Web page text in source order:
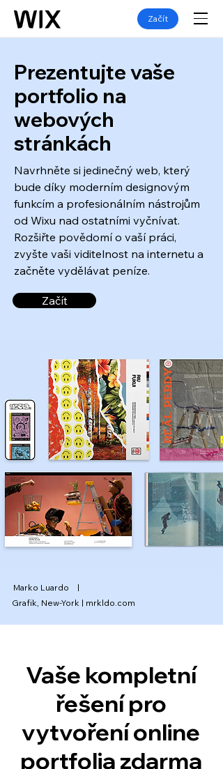
Začít
Prezentujte vaše
portfolio na
webových
stránkách
Navrhněte si jedinečný web, který
bude díky moderním designovým
funkcím a profesionálním nástrojům
od Wixu nad ostatními vyčnívat.
Rozšiřte povědomí o vaší práci,
zvyšte vaši viditelnost na internetu a
začněte vydělávat peníze.
Začít
Marko Luardo |
Grafik, New-York | mrkldo.com
Vaše kompletní
řešení pro
vytvoření online
portfolia zdarma